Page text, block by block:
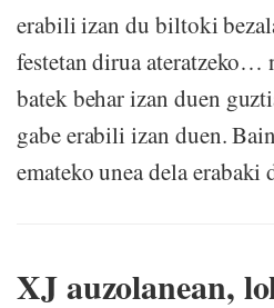
erabili izan du biltoki
festetan dirua ateratzeko…
batek behar izan duen
gabe erabili izan duen.
emateko unea dela erabaki
XJ auzolanean,